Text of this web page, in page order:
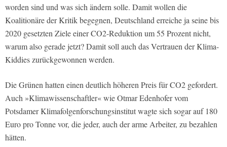
worden sind und was sich ändern solle. Damit wollen die
Koalitionäre der Kritik begegnen, Deutschland erreiche ja seine bis
2020 gesetzten Ziele einer CO2-Reduktion um 55 Prozent nicht,
warum also gerade jetzt? Damit soll auch das Vertrauen der Klima-
Kiddies zurückgewonnen werden.
Die Grünen hatten einen deutlich höheren Preis für CO2 gefordert.
Auch »Klimawissenschaftler« wie Otmar Edenhofer vom
Potsdamer Klimafolgenforschungsinstitut wagte sich sogar auf 180
Euro pro Tonne vor, die jeder, auch der arme Arbeiter, zu bezahlen
hätten.